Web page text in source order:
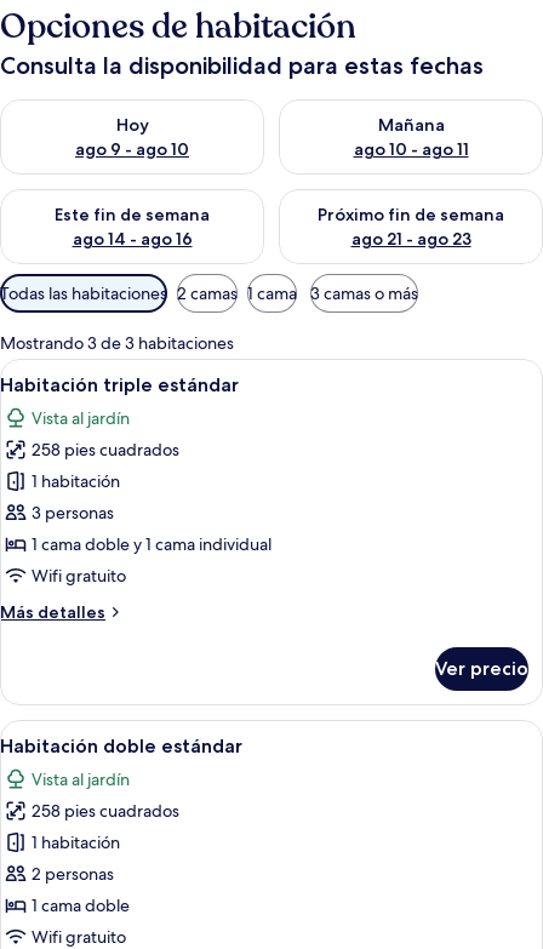
Opciones de habitación
Consulta la disponibilidad para estas fechas
Hoy
ago 9 - ago 10
Consulta la disponibilidad para hoy ago 9 - ago 10
Mañana
ago 10 - ago 11
Consulta la disponibilidad
Este fin de semana
ago 14 - ago 16
Consulta la disponibilidad para este fin de semana ago 14 -
Próximo fin de semana
ago 21 - ago 23
Consulta la disponibilidad
Filtros
disponibles
para
las
habitaciones
Todas las habitaciones 2 camas 1 cama 3 camas o más
Mostrando 3 de 3 habitaciones
Abrir
todas
las
fotos
de
Habitación
triple
estándar
Habitación de hotel con dos camas,
3
Habitación triple estándar
Vista al jardín
258 pies cuadrados
1 habitación
3 personas
1 cama doble y 1 cama individual
Wifi gratuito
Más detalles
Más
triple
estándar
Ver precio
Abrir
todas
las
fotos
de
Habitación
doble
estándar
Una habitación de hotel con cama,
3
Habitación doble estándar
Vista al jardín
258 pies cuadrados
1 habitación
2 personas
1 cama doble
Wifi gratuito